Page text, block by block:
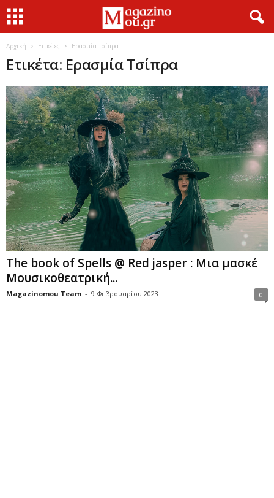
Αρχική Ετικέτες Ερασμία Τσίπρα
Ετικέτα: Ερασμία Τσίπρα
The book of Spells @ Red jasper : Μια μασκέ
Μουσικοθεατρική...
Magazinomou Team - 9 Φεβρουαρίου 2023 0